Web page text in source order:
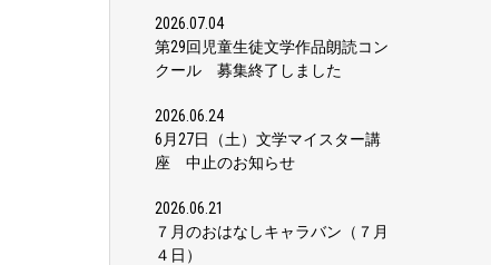
2026.07.04
第29回児童生徒文学作品朗読コン
クール 募集終了しました
2026.06.24
6月27日（土）文学マイスター講
座 中止のお知らせ
2026.06.21
７月のおはなしキャラバン（７月
４日）